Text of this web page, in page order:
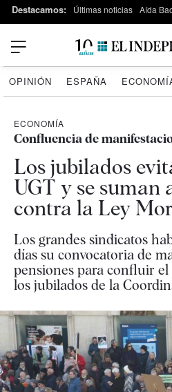
Destacamos: Últimas noticias Aída
OPINIÓN ESPAÑA
ECONOMÍA
Confluencia de
Los jubilados
UGT y se suman
contra la Ley
Los grandes sindicatos
días su convocatoria de
pensiones para confluir
los jubilados de la